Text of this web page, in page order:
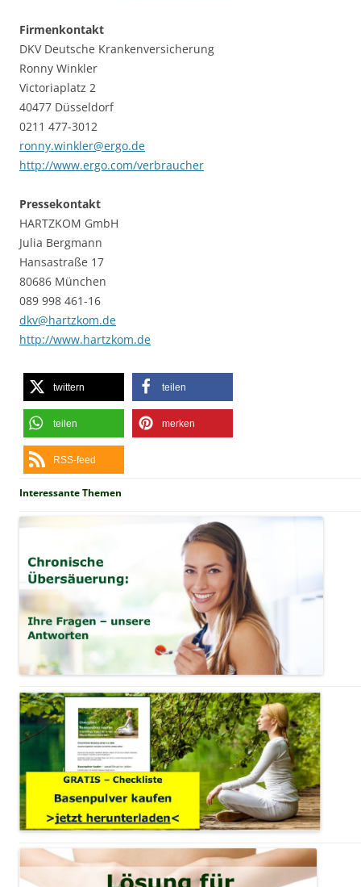
Firmenkontakt
DKV Deutsche Krankenversicherung
Ronny Winkler
Victoriaplatz 2
40477 Düsseldorf
0211 477-3012
ronny.winkler@ergo.de
http://www.ergo.com/verbraucher
Pressekontakt
HARTZKOM GmbH
Julia Bergmann
Hansastraße 17
80686 München
089 998 461-16
dkv@hartzkom.de
http://www.hartzkom.de
twittern teilen
teilen merken
RSS-feed
Interessante Themen